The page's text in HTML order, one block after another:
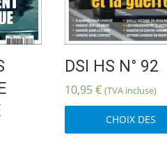
DSI HS N° 92
10,95€ (TVA incluse)
CHOIX DES